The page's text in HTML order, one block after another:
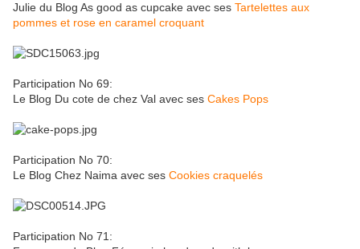
Julie du Blog As good as cupcake avec ses Tartelettes aux
pommes et rose en caramel croquant
Participation No 69:
Le Blog Du cote de chez Val avec ses Cakes Pops
Participation No 70:
Le Blog Chez Naima avec ses Cookies craquelés
Participation No 71: